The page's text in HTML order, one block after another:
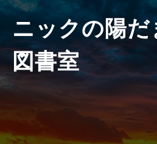
ニックの陽だ
図書室